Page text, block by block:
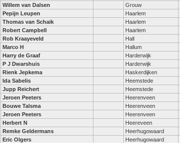
Willem van Dalsen Grouw
Pepijn Leupen Haarlem
Thomas van Schaik Haarlem
Robert Campbell Haarlem
Rob Kraayeveld Hall
Marco H Hallum
Harry de Graaf Harderwijk
P J Dwarshuis Harderwijk
Rienk Jepkema Haskerdijken
Ida Sabelis Heemstede
Jupp Reichert Heemstede
Jeroen Peeters Heerenveen
Bouwe Talsma Heerenveen
Jeroen Peeters Heerenveen
Herbert N Heereveen
Remke Geldermans Heerhugowaard
Eric Olgers Heerhugowaard